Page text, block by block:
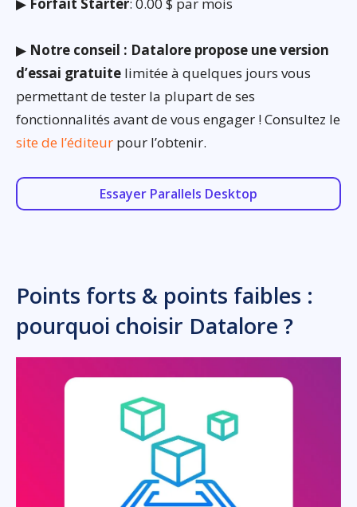
▶ Notre conseil : Datalore propose une version
d’essai gratuite limitée à quelques jours vous
permettant de tester la plupart de ses
fonctionnalités avant de vous engager ! Consultez le
site de l’éditeur pour l’obtenir.
Essayer Parallels Desktop
Points forts & points faibles :
pourquoi choisir Datalore ?